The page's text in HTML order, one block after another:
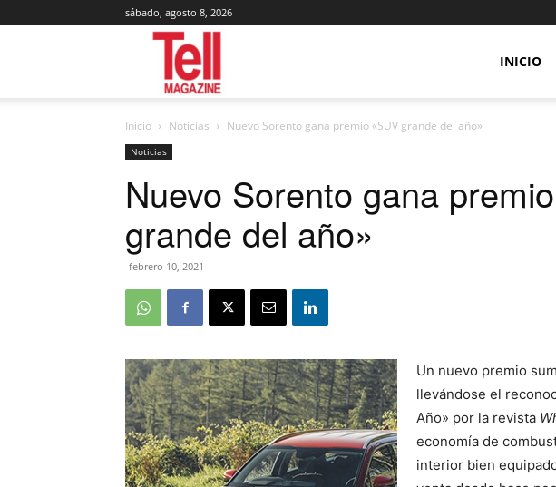
sábado, agosto 8, 2026
Magazine
INICIO
Inicio Noticias Nuevo Sorento gana premio «SUV grande del año»
Noticias
Nuevo Sorento gana
grande del año»
febrero 10, 2021
Un nuevo premio
llevándose el
Año» por la revista
economía de
interior bien